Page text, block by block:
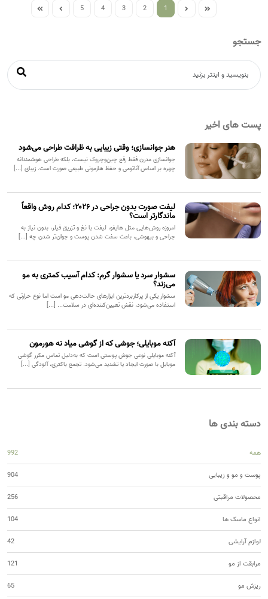
1
2
3
4
5
جستجو
پست های اخیر
هنر جوانسازی؛ وقتی زیبایی به ظرافت طراحی می‌شود
جوانسازی مدرن فقط رفع چین‌وچروک نیست، بلکه طراحی هوشمندانه
چهره بر اساس آناتومی و حفظ هارمونی طبیعی صورت است. زیبای [...]
لیفت صورت بدون جراحی در ۲۰۲۶؛ کدام روش واقعاً
ماندگارتر است؟
امروزه روش‌هایی مثل هایفو، لیفت با نخ و تزریق فیلر، بدون نیاز به
جراحی و بیهوشی، باعث سفت شدن پوست و جوان‌تر شدن چه [...]
سشوار سرد یا سشوار گرم: کدام آسیب کمتری به مو
می‌زند؟
سشوار یکی از پرکاربردترین ابزارهای حالت‌دهی مو است اما نوع حرارتی که
استفاده می‌شود، نقش تعیین‌کننده‌ای در سلامت... [...]
آکنه موبایلی؛ جوشی که از گوشی میاد نه هورمون
آکنه موبایلی نوعی جوش پوستی است که به‌دلیل تماس مکرر گوشی
موبایل با صورت ایجاد یا تشدید می‌شود. تجمع باکتری، آلودگی [...]
دسته بندی ها
همه 992
پوست و مو و زیبایی 904
محصولات مراقبتی 256
انواع ماسک ها 104
لوازم آرایشی 42
مرابقت از مو 121
ریزش مو 65